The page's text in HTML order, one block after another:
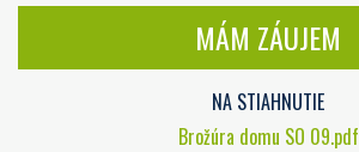
MÁM ZÁUJEM
NA STIAHNUTIE
Brožúra domu SO 09.pdf